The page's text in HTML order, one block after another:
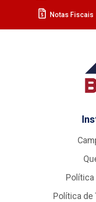
Notas Fiscais
Política de